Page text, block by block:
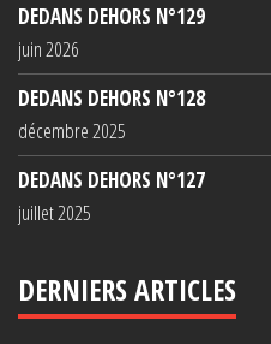
DEDANS DEHORS N°129
juin 2026
DEDANS DEHORS N°128
décembre 2025
DEDANS DEHORS N°127
juillet 2025
DERNIERS ARTICLES